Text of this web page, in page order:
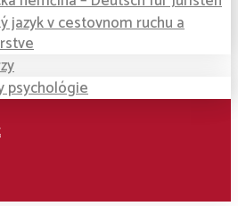
jazyk v cestovnom ruchu a
psychológie